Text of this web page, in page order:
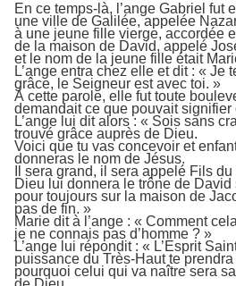
En ce temps-là, l’ange Gabriel fut
une ville de Galilée, appelée
à une jeune fille vierge, accordée
de la maison de David, appelé
et le nom de la jeune fille était
L’ange entra chez elle et dit : « Je
grâce, le Seigneur est avec toi. »
À cette parole, elle fut toute
demandait ce que pouvait signifier
L’ange lui dit alors : « Sois sans
trouvé grâce auprès de Dieu.
Voici que tu vas concevoir et
donneras le nom de Jésus.
Il sera grand, il sera appelé Fils
Dieu lui donnera le trône de David
pour toujours sur la maison de
pas de fin. »
Marie dit à l’ange : « Comment
je ne connais pas d’homme ? »
L’ange lui répondit : « L’Esprit
puissance du Très-Haut te
pourquoi celui qui va naître sera